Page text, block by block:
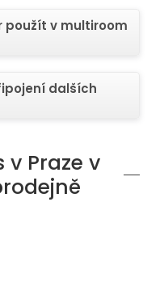
použít v multiroom
dalších
v Praze v